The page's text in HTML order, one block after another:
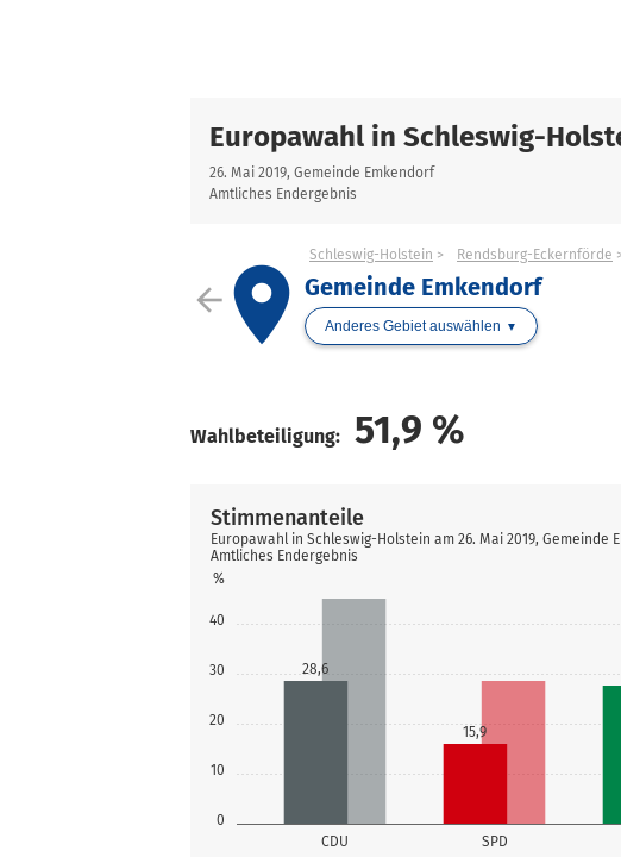
Europawahl in Schleswig-
26. Mai 2019, Gemeinde Emkendorf
Amtliches Endergebnis
arrow_backplace
Schleswig-Holstein Rendsburg-Eckernförde
Gemeinde Emkendorf
Anderes Gebiet auswählen
Wahlbeteiligung: 51,9 %
0
10
20
30
40
%
CDU SPD
28,6
15,9
Stimmenanteile
Europawahl in Schleswig-Holstein am 26. Mai 2019, Gemeinde
Amtliches Endergebnis